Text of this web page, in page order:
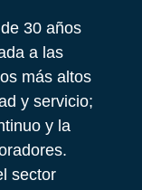
30 años
a las
más altos
y servicio;
y la
sector